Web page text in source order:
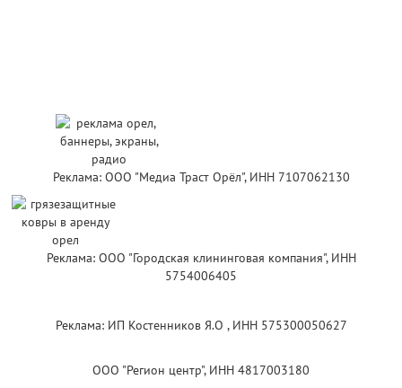
Реклама: ООО "Медиа Траст Орёл", ИНН 7107062130
Реклама: ООО "Городская клининговая компания", ИНН
5754006405
Реклама: ИП Костенников Я.О , ИНН 575300050627
ООО "Регион центр", ИНН 4817003180